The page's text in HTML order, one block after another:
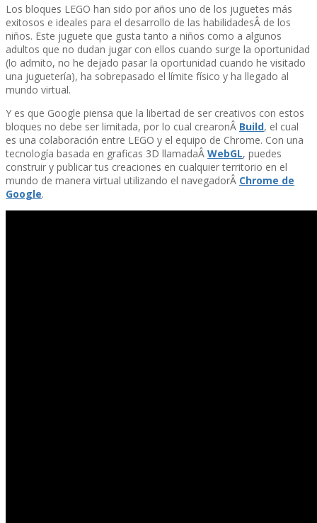
Los bloques LEGO han sido por años uno de los juguetes más
exitosos e ideales para el desarrollo de las habilidadesÂ de los
niños. Este juguete que gusta tanto a niños como a algunos
adultos que no dudan jugar con ellos cuando surge la oportunidad
(lo admito, no he dejado pasar la oportunidad cuando he visitado
una jugueterí­a), ha sobrepasado el lí­mite fí­sico y ha llegado al
mundo virtual.
Y es que Google piensa que la libertad de ser creativos con estos
bloques no debe ser limitada, por lo cual crearonÂ Build, el cual
es una colaboración entre LEGO y el equipo de Chrome. Con una
tecnologí­a basada en graficas 3D llamadaÂ WebGL, puedes
construir y publicar tus creaciones en cualquier territorio en el
mundo de manera virtual utilizando el navegadorÂ Chrome de
Google.